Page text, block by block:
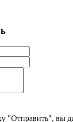
"Отправить", вы